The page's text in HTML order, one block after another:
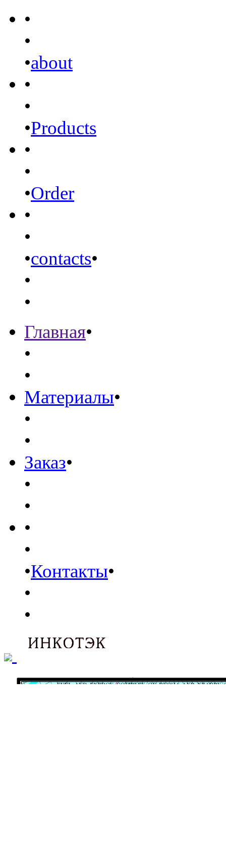
•
•
•about
•
•
•Products
•
•
•Order
•
•
•contacts•
•
•
Главная•
•
•
Материалы•
•
•
Заказ•
•
•
•
•
•Контакты•
•
•